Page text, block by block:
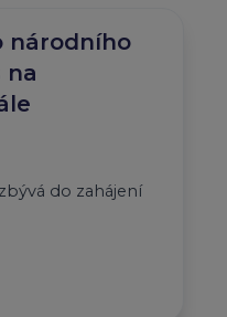
národního
na
do zahájení